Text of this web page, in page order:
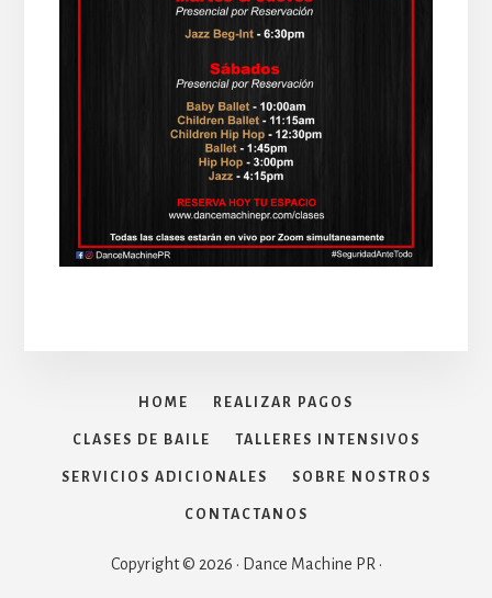
HOME REALIZAR PAGOS
CLASES DE BAILE TALLERES INTENSIVOS
SERVICIOS ADICIONALES SOBRE NOSTROS
CONTACTANOS
Copyright © 2026 · Dance Machine PR ·